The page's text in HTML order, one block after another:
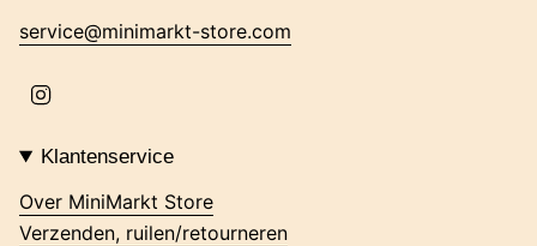
service@minimarkt-store.com
t
g
r
a
Klantenservice
Over MiniMarkt Store
Verzenden, ruilen/retourneren